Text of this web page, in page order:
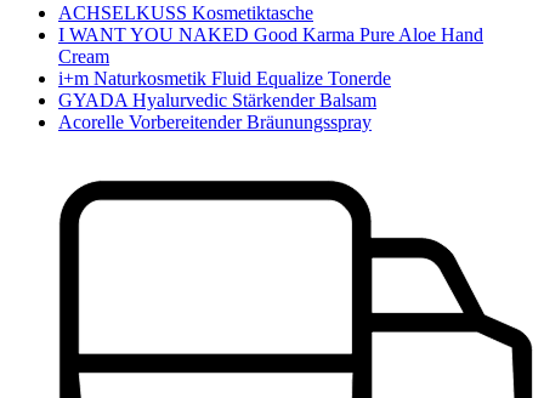
ACHSELKUSS Kosmetiktasche
I WANT YOU NAKED Good Karma Pure Aloe Hand
Cream
i+m Naturkosmetik Fluid Equalize Tonerde
GYADA Hyalurvedic Stärkender Balsam
Acorelle Vorbereitender Bräunungsspray